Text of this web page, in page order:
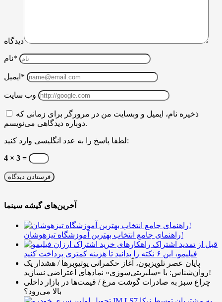
دیدگاه
نام*
ایمیل*
وب سایت
ذخیره نام، ایمیل و وبسایت من در مرورگر برای زمانی که
دوباره دیدگاهی می‌نویسم.
لطفا پاسخ را به عدد انگلیسی وارد کنید:
4 × 3 =
آخرین‌های گیشه سینما
راهنمای جامع انتخاب بهترین آموزشگاه تیزهوشان!
قبل از تمدید اشتراک
فیلیمو، این ۶ نکته را بدانید تا هزینه کمتری پرداخت کنید
پایان عصر تلویزیون، آغاز حکمرانی یوتیوبرها / هشدار یک
روان‌شناس: با «سلبریتی‌سوزی» نمادهای اعتراضی نسازید!
چراغ سبز به صادرات گوشت مرغ / قیمت‌ها در بازار داخلی
بالا می‌رود؟